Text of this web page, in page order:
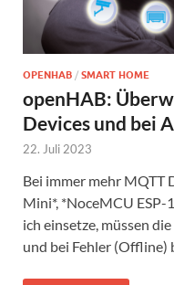
OPENHAB / SMART HOME
openHAB:
Devices und bei
22. Juli 2023
Bei immer mehr MQTT
Mini*, *NoceMCU ESP-
ich einsetze, müssen
und bei Fehler (Offline)